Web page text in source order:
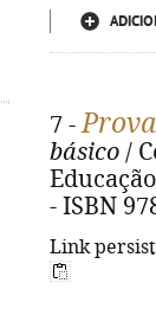
7 -
básico /
- ISBN
Link